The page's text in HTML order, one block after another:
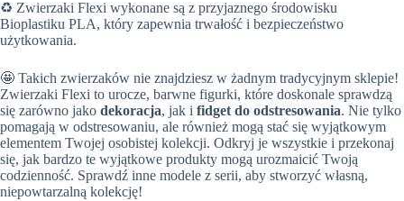
♻️ Zwierzaki Flexi wykonane są z przyjaznego środowisku
Bioplastiku PLA, który zapewnia trwałość i bezpieczeństwo
użytkowania.
🤩 Takich zwierzaków nie znajdziesz w żadnym tradycyjnym sklepie!
Zwierzaki Flexi to urocze, barwne figurki, które doskonale sprawdzą
się zarówno jako dekoracja, jak i fidget do odstresowania. Nie tylko
pomagają w odstresowaniu, ale również mogą stać się wyjątkowym
elementem Twojej osobistej kolekcji. Odkryj je wszystkie i przekonaj
się, jak bardzo te wyjątkowe produkty mogą urozmaicić Twoją
codzienność. Sprawdź inne modele z serii, aby stworzyć własną,
niepowtarzalną kolekcję!